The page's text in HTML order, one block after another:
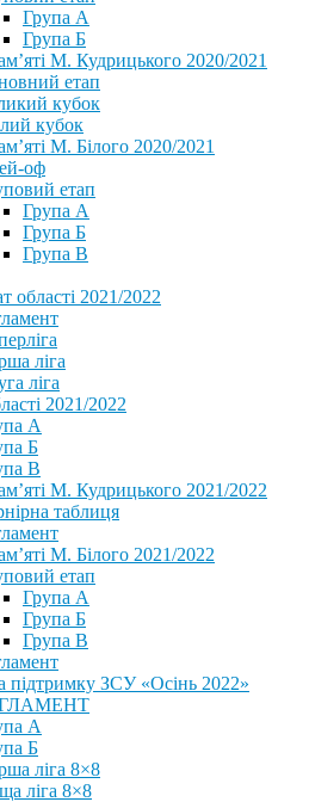
Група А
Група Б
М. Кудрицького 2020/2021
етап
кубок
кубок
М. Білого 2020/2021
оф
етап
Група А
Група Б
Група В
області 2021/2022
ліга
ліга
2021/2022
А
Б
В
М. Кудрицького 2021/2022
таблиця
М. Білого 2021/2022
етап
Група А
Група Б
Група В
підтримку ЗСУ «Осінь 2022»
А
Б
ліга 8×8
ліга 8×8